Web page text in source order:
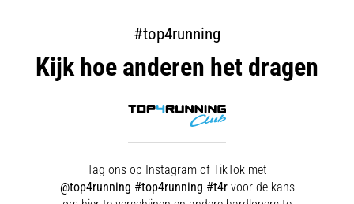
#top4running
Kijk hoe anderen het dragen
Tag ons op Instagram of TikTok met
@top4running #top4running #t4rvoor de kans